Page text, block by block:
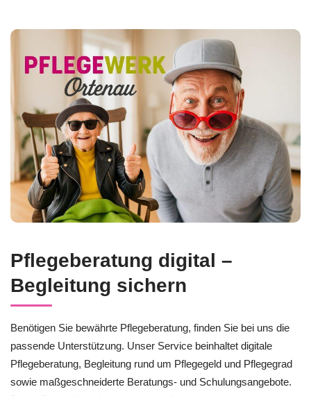
Pflegeberatung digital –
Begleitung sichern
Benötigen Sie bewährte Pflegeberatung, finden Sie bei uns die
passende Unterstützung. Unser Service beinhaltet digitale
Pflegeberatung, Begleitung rund um Pflegegeld und Pflegegrad
sowie maßgeschneiderte Beratungs- und Schulungsangebote.